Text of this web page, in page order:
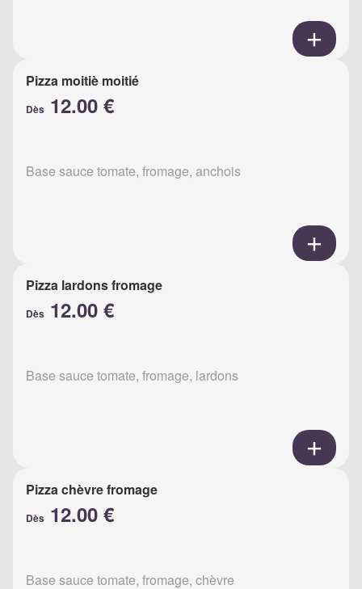
Pizza moitiè moitié
Dès 12.00 €
Base sauce tomate, fromage, anchois
Pizza lardons fromage
Dès 12.00 €
Base sauce tomate, fromage, lardons
Pizza chèvre fromage
Dès 12.00 €
Base sauce tomate, fromage, chèvre